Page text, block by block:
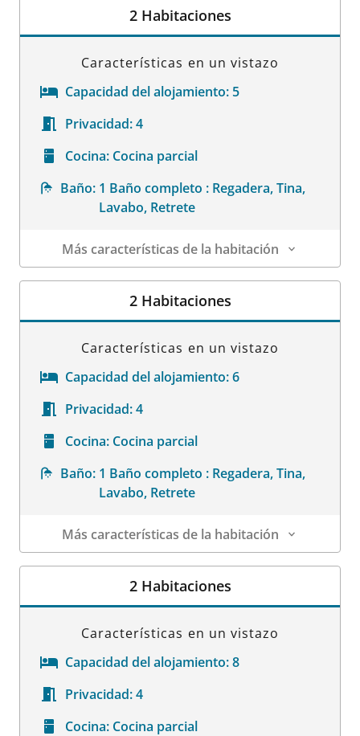
2 Habitaciones
Características en un vistazo
Capacidad del alojamiento: 5
Privacidad:4
Cocina: Cocina parcial
Baño: 1 Baño completo : Regadera, Tina,
Lavabo, Retrete
Más características de la habitación
Datos de la habitación
2 Habitaciones
Características en un vistazo
Capacidad del alojamiento:6
Privacidad:4
Cocina: Cocina parcial
Baño: 1 Baño completo : Regadera, Tina,
Lavabo, Retrete
Más características de la habitación
Datos de la habitación
2 Habitaciones
Características en un vistazo
Capacidad del alojamiento:8
Privacidad:4
Cocina: Cocina parcial